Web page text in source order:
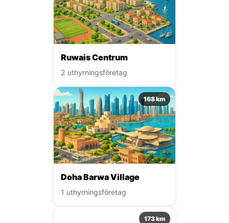
Ruwais Centrum
2 uthyrningsföretag
168 km
Doha Barwa Village
1 uthyrningsföretag
173 km